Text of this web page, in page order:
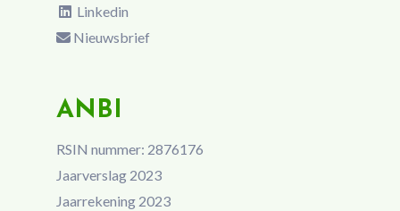
Linkedin
Nieuwsbrief
ANBI
RSIN nummer: 2876176
Jaarverslag 2023
Jaarrekening 2023